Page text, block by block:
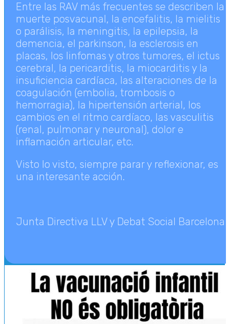
Entre las RAV más frecuentes se describen la
muerte posvacunal, la encefalitis, la mielitis
o parálisis, la meningitis, la epilepsia, la
demencia, el parkinson, la esclerosis en
placas, los linfomas y otros tumores, el ictus
cerebral, la pericarditis, la miocarditis y la
insuficiencia cardíaca, las alteraciones de la
coagulación (embolia, trombosis o
hemorragia), la hipertensión arterial, los
cambios en el ritmo cardíaco, las vasculitis
(renal, pulmonar y neuronal), dolor e
inflamación articular, etc.
Visto lo visto, siempre parar y reflexionar, es
una interesante acción.
Junta Directiva LLV y Debat Social Barcelona